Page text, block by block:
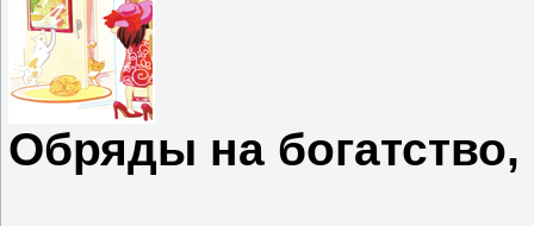
Обряды на